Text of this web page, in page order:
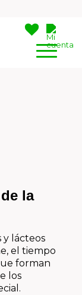
la
y lácteos
el tiempo
forman
los